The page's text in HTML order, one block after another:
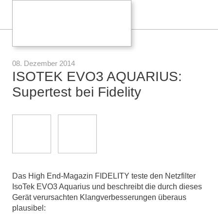
08. Dezember 2014
ISOTEK EVO3 AQUARIUS:
Supertest bei Fidelity
Das High End-Magazin FIDELITY teste den Netzfilter
IsoTek EVO3 Aquarius und beschreibt die durch dieses
Gerät verursachten Klangverbesserungen überaus
plausibel: